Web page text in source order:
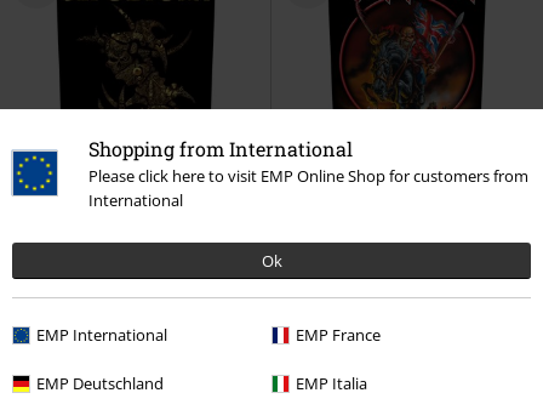
Shopping from International
Please click here to visit EMP Online Shop for customers from
International
Ok
EMP International EMP France
EMP Deutschland EMP Italia
%
6,99 €
Discography
Sepultura
England '88
Iron Maiden